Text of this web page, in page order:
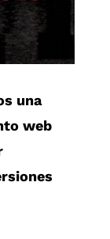
una
web